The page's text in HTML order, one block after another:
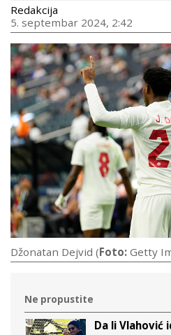
Redakcija
5. septembar 2024, 2:42
Džonatan Dejvid (Foto: Getty
Ne propustite
Da li Vlahović